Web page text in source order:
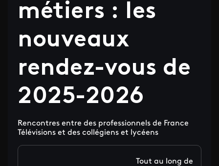
métiers : les
nouveaux
rendez-vous de
2025-2026
Rencontres entre des professionnels de France
Télévisions et des collégiens et lycéens
Tout au long de